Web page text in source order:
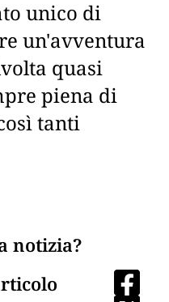
unico di
un'avventura
quasi
piena di
tanti
notizia?